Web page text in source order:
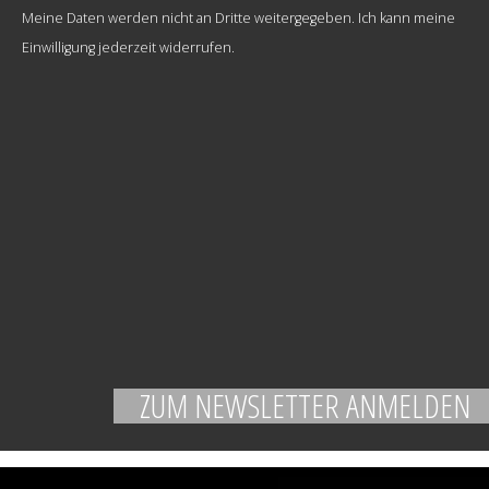
Meine Daten werden nicht an Dritte weitergegeben. Ich kann meine
Einwilligung jederzeit widerrufen.